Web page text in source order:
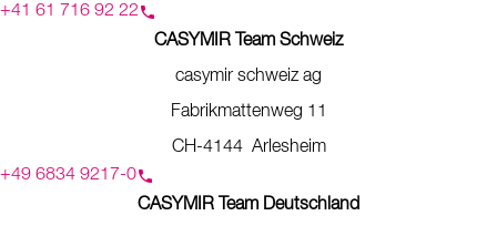
+41 61 716 92 22
CASYMIR Team Schweiz
casymir schweiz ag
Fabrikmattenweg 11
CH-4144 Arlesheim
+49 6834 9217-0
CASYMIR Team Deutschland